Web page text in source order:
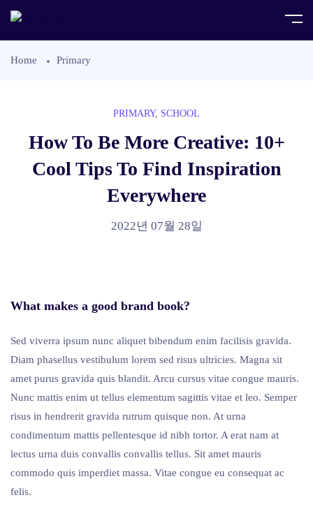
Home Primary
PRIMARY, SCHOOL
How To Be More Creative: 10+
Cool Tips To Find Inspiration
Everywhere
2022년 07월 28일
What makes a good brand book?
Sed viverra ipsum nunc aliquet bibendum enim facilisis gravida.
Diam phasellus vestibulum lorem sed risus ultricies. Magna sit
amet purus gravida quis blandit. Arcu cursus vitae congue mauris.
Nunc mattis enim ut tellus elementum sagittis vitae et leo. Semper
risus in hendrerit gravida rutrum quisque non. At urna
condimentum mattis pellentesque id nibh tortor. A erat nam at
lectus urna duis convallis convallis tellus. Sit amet mauris
commodo quis imperdiet massa. Vitae congue eu consequat ac
felis.